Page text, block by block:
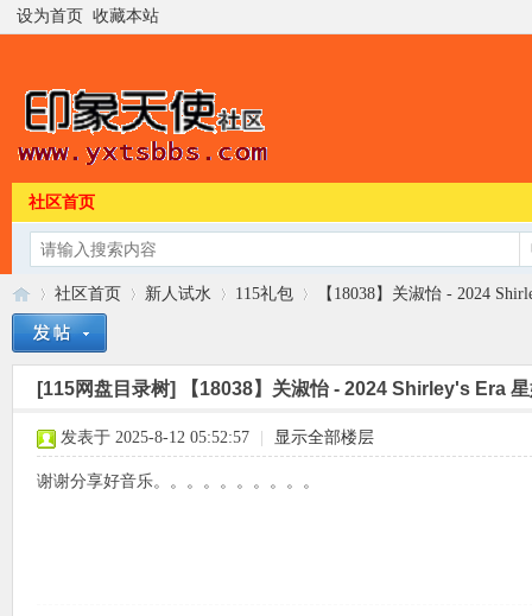
设为首页 收藏本站
社区首页
»
社区首页
›
新人试水
›
115礼包
›
【18038】关淑怡 - 2024
[115网盘目录树] 【18038】关淑怡 - 2024 Shirley's Era
发表于 2025-8-12 05:52:57 显示全部楼层
谢谢分享好音乐。。。。。。。。。。